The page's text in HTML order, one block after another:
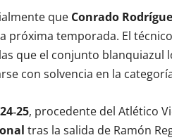
que Conrado
temporada. El
que el conjunto blanquiazul
con solvencia en la
, procedente del Atlético
tras la salida de Ramón